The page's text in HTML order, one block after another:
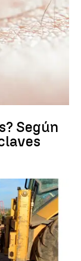
Según